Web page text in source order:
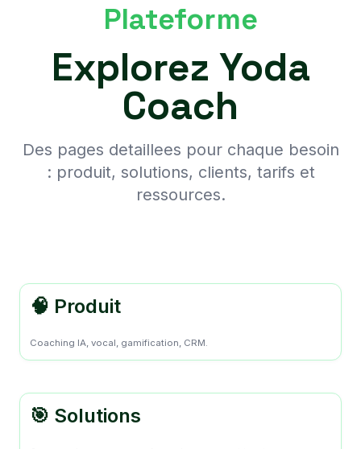
Plateforme
Explorez Yoda
Coach
Des pages detaillees pour chaque besoin
: produit, solutions, clients, tarifs et
ressources.
🧠 Produit
Coaching IA, vocal, gamification, CRM.
🎯 Solutions